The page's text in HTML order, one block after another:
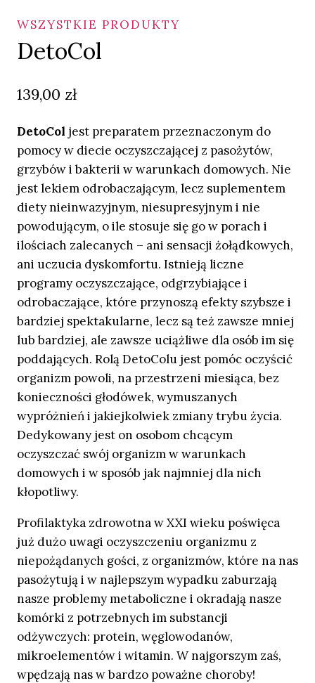
WSZYSTKIE PRODUKTY
DetoCol
139,00 zł
DetoCol jest preparatem przeznaczonym do
pomocy w diecie oczyszczającej z pasożytów,
grzybów i bakterii w warunkach domowych. Nie
jest lekiem odrobaczającym, lecz suplementem
diety nieinwazyjnym, niesupresyjnym i nie
powodującym, o ile stosuje się go w porach i
ilościach zalecanych – ani sensacji żołądkowych,
ani uczucia dyskomfortu. Istnieją liczne
programy oczyszczające, odgrzybiające i
odrobaczające, które przynoszą efekty szybsze i
bardziej spektakularne, lecz są też zawsze mniej
lub bardziej, ale zawsze uciążliwe dla osób im się
poddających. Rolą DetoColu jest pomóc oczyścić
organizm powoli, na przestrzeni miesiąca, bez
konieczności głodówek, wymuszanych
wypróżnień i jakiejkolwiek zmiany trybu życia.
Dedykowany jest on osobom chcącym
oczyszczać swój organizm w warunkach
domowych i w sposób jak najmniej dla nich
kłopotliwy.
Profilaktyka zdrowotna w XXI wieku poświęca
już dużo uwagi oczyszczeniu organizmu z
niepożądanych gości, z organizmów, które na nas
pasożytują i w najlepszym wypadku zaburzają
nasze problemy metaboliczne i okradają nasze
komórki z potrzebnych im substancji
odżywczych: protein, węglowodanów,
mikroelementów i witamin. W najgorszym zaś,
wpędzają nas w bardzo poważne choroby!